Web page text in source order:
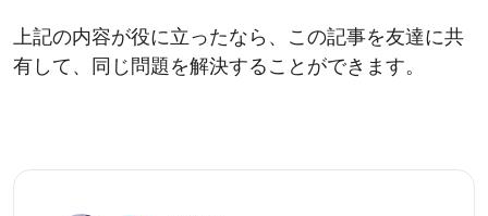
上記の内容が役に立ったなら、この記事を友達に共
有して、同じ問題を解決することができます。